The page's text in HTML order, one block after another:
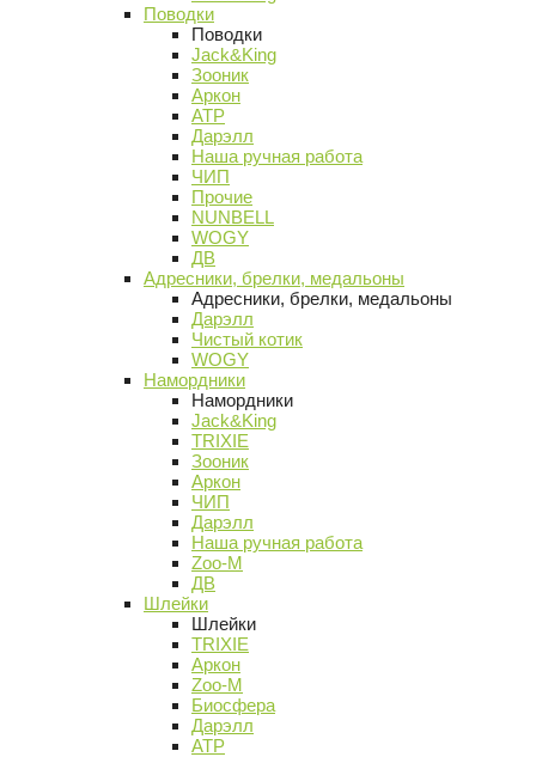
Поводки
Поводки
Jack&King
Зооник
Аркон
АТР
Дарэлл
Наша ручная работа
ЧИП
Прочие
NUNBELL
WOGY
ДВ
Адресники, брелки, медальоны
Адресники, брелки, медальоны
Дарэлл
Чистый котик
WOGY
Намордники
Намордники
Jack&King
TRIXIE
Зооник
Аркон
ЧИП
Дарэлл
Наша ручная работа
Zoo-M
ДВ
Шлейки
Шлейки
TRIXIE
Аркон
Zoo-M
Биосфера
Дарэлл
АТР